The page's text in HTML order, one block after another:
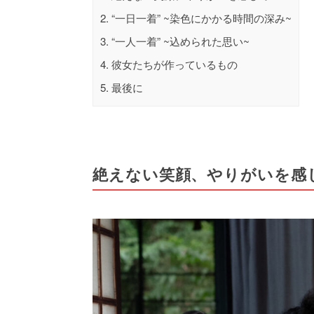
2. “一日一着” ~染色にかかる時間の深み~
3. “一人一着” ~込められた思い~
4. 彼女たちが作っているもの
5. 最後に
絶えない笑顔、やりがいを感